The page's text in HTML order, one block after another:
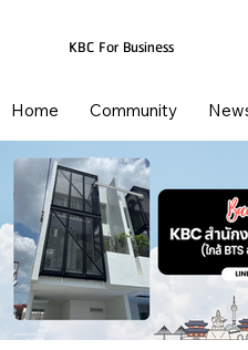
KBC For Business
Home Community